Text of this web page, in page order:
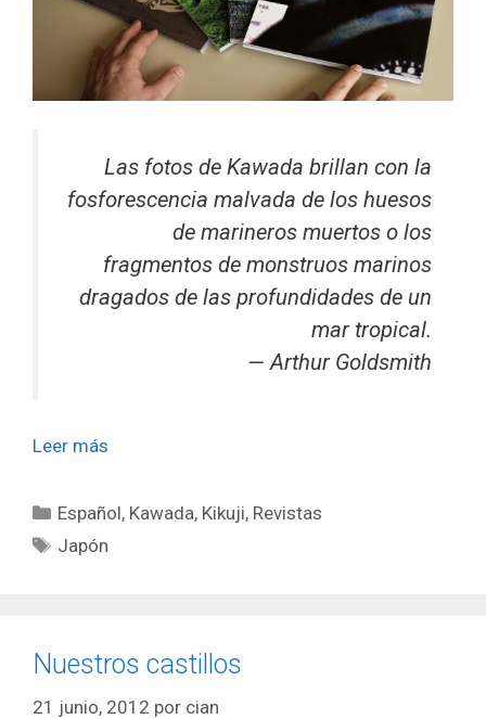
Las fotos de Kawada brillan con la
fosforescencia malvada de los huesos
de marineros muertos o los
fragmentos de monstruos marinos
dragados de las profundidades de un
mar tropical.
— Arthur Goldsmith
Leer más
Categorías
Español, Kawada, Kikuji, Revistas
Etiquetas
Japón
Nuestros castillos
21 junio, 2012 por cian